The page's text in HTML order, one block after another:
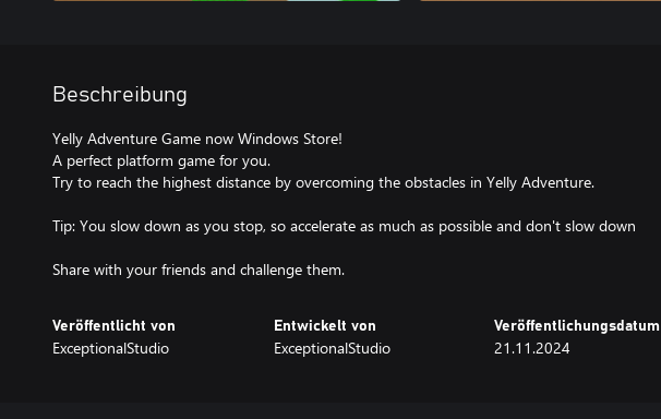
Beschreibung
Yelly Adventure Game now Windows Store!
A perfect platform game for you.
Try to reach the highest distance by overcoming the obstacles in Yelly Adventure.
Tip: You slow down as you stop, so accelerate as much as possible and don't slow down
Share with your friends and challenge them.
Veröffentlicht von
ExceptionalStudio
Entwickelt von
ExceptionalStudio
Veröffentlichungsdatum
21.11.2024